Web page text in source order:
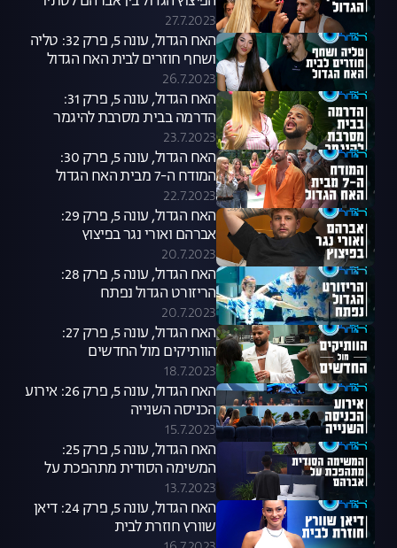
27.7.2023
האח הגדול, עונה 5, פרק 32: טליה
ושחף חוזרים לבית האח הגדול
26.7.2023
האח הגדול, עונה 5, פרק 31:
הדרמה בבית מסרבת להיגמר
23.7.2023
האח הגדול, עונה 5, פרק 30:
המודח ה-7 מבית האח הגדול
22.7.2023
האח הגדול, עונה 5, פרק 29:
אברהם ואורי נגר בפיצוץ
20.7.2023
האח הגדול, עונה 5, פרק 28:
הריזורט הגדול נפתח
20.7.2023
האח הגדול, עונה 5, פרק 27:
הוותיקים מול החדשים
18.7.2023
האח הגדול, עונה 5, פרק 26: אירוע
הכניסה השנייה
15.7.2023
האח הגדול, עונה 5, פרק 25:
המשימה הסודית מתהפכת על
אברהם
13.7.2023
האח הגדול, עונה 5, פרק 24: דיאן
שוורץ חוזרת לבית